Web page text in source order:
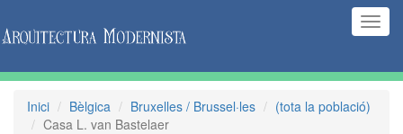
Inici Bèlgica Bruxelles / Brussel·les
(tota la població)
Casa L. van Bastelaer